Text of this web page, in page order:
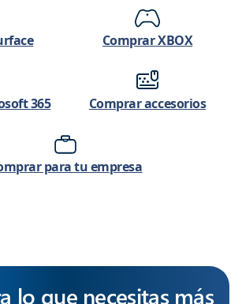
Comprar XBOX
365 Comprar accesorios
para tu empresa
lo que necesitas más